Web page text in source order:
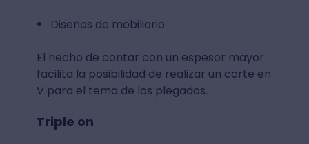
Diseños de mobiliario
El hecho de contar con un espesor mayor
facilita la posibilidad de realizar un corte en
V para el tema de los plegados.
Triple on